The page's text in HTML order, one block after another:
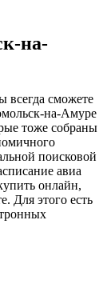
на-
всегда сможете
на-Амуре
тоже собраны
поисковой
авиа
онлайн,
Для этого есть